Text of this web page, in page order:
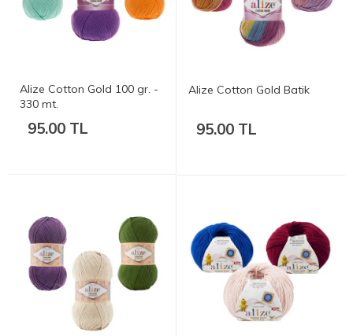
Alize Cotton Gold 100 gr. -
330 mt.
95.00 TL
Alize Cotton Gold Batik
95.00 TL